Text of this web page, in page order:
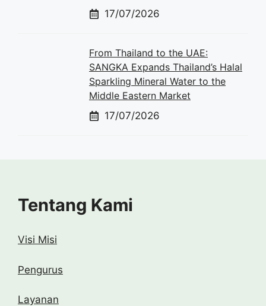
17/07/2026
From Thailand to the UAE:
SANGKA Expands Thailand’s Halal
Sparkling Mineral Water to the
Middle Eastern Market
17/07/2026
Tentang Kami
Visi Misi
Pengurus
Layanan